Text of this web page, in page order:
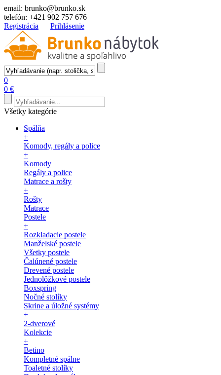
email: brunko@brunko.sk
telefón: +421 902 757 676
Registrácia
Prihlásenie
0
0 €
Všetky kategórie
Spálňa
+
Komody, regály a police
+
Komody
Regály a police
Matrace a rošty
+
Rošty
Matrace
Postele
+
Rozkladacie postele
Manželské postele
Všetky postele
Čalúnené postele
Drevené postele
Jednolôžkové postele
Boxspring
Nočné stolíky
Skrine a úložné systémy
+
2-dverové
Kolekcie
+
Betino
Kompletné spálne
Toaletné stolíky